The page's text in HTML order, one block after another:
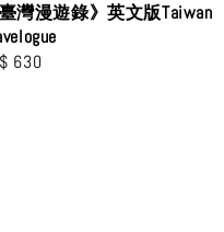
臺灣漫遊錄》英文版Taiwan
630